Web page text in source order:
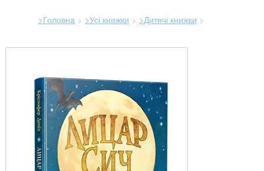
>Головна >Усі книжки
>Дитячі книжки
тут: